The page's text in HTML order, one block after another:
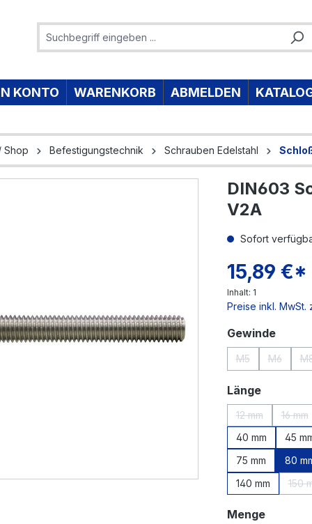
KONTO WARENKORB ABMELDEN
Shop Befestigungstechnik Schrauben Edelstahl
DIN603
V2A
Sofort
15,89 €*
Inhalt: 1
Preise inkl. MwSt.
Gewinde
M5 M6
Länge
12 mm 16 mm
40 mm
45
75 mm
80
140 mm
150
Menge